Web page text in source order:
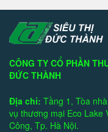
CÔNG TY CỔ PHẦN
ĐỨC THÀNH
Địa chỉ: Tầng 1, Tòa
vụ thương mại Eco Lake
Công, Tp. Hà Nội.